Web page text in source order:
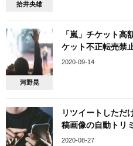
拾井央雄
河野晃
「嵐」チケット
ケット不正転売禁
2020-09-14
リツイートしただ
稿画像の自動トリ
後ユーザが気を付
2020-08-27